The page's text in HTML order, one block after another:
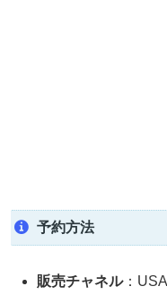
予約方法
販売チャネル：